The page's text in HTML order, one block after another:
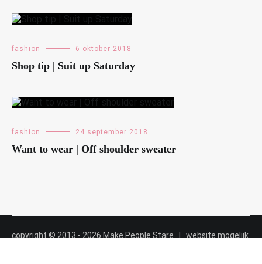
fashion 6 oktober 2018
Shop tip | Suit up Saturday
fashion 24 september 2018
Want to wear | Off shoulder sweater
copyright © 2013 - 2026 Make People Stare | website mogelijk